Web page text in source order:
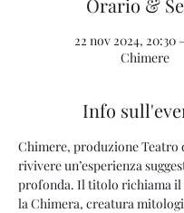
Orario &
22 nov 2024, 20:30
Chimere
Info
Chimere, produzione Teatro
rivivere un’esperienza
profonda. Il titolo richiama il
la Chimera, creatura